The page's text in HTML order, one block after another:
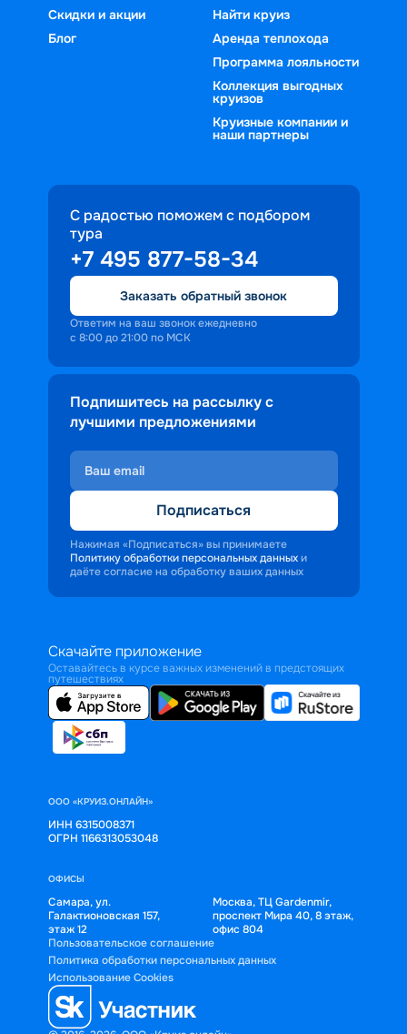
Скидки и акции
Блог
Найти круиз
Аренда теплохода
Программа лояльности
Коллекция выгодных
круизов
Круизные компании и
наши партнеры
С радостью поможем с подбором
тура
+7 495 877-58-34
Заказать обратный звонок
Ответим на ваш звонок ежедневно
с 8:00 до 21:00 по МСК
Подпишитесь на рассылку с
лучшими предложениями
Подписаться
Нажимая «Подписаться» вы принимаете
Политику обработки персональных данных и
даёте согласие на обработку ваших данных
Скачайте приложение
Оставайтесь в курсе важных изменений в предстоящих
путешествиях
ООО «КРУИЗ.ОНЛАЙН»
ИНН 6315008371
ОГРН 1166313053048
ОФИСЫ
Самара, ул.
Галактионовская 157,
этаж 12
Москва, ТЦ Gardenmir,
проспект Мира 40, 8 этаж,
офис 804
Пользовательское соглашение
Политика обработки персональных данных
Использование Cookies